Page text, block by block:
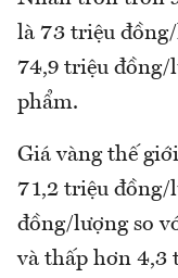
là 73 triệu
74,9 triệu đồng/
phẩm.
Giá vàng thế
71,2 triệu đồng/
đồng/lượng so
và thấp hơn 4,3